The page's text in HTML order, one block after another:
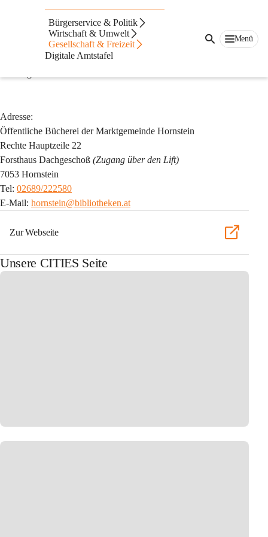
Bürgerservice & Politik
Wirtschaft & Umwelt
Gesellschaft & Freizeit
Digitale Amtstafel
Menü
Die Bibliothek
ÖFFNUNGZEITEN:
16:00 - 19:00 Uhr
08:00 - 11:00 Uhr
Adresse:
Öffentliche Bücherei der Marktgemeinde Hornstein
Rechte Hauptzeile 22
Forsthaus Dachgeschoß (Zugang über den Lift)
7053 Hornstein
Tel: 02689/222580
E-Mail: hornstein@bibliotheken.at
Zur Webseite
Unsere CITIES Seite